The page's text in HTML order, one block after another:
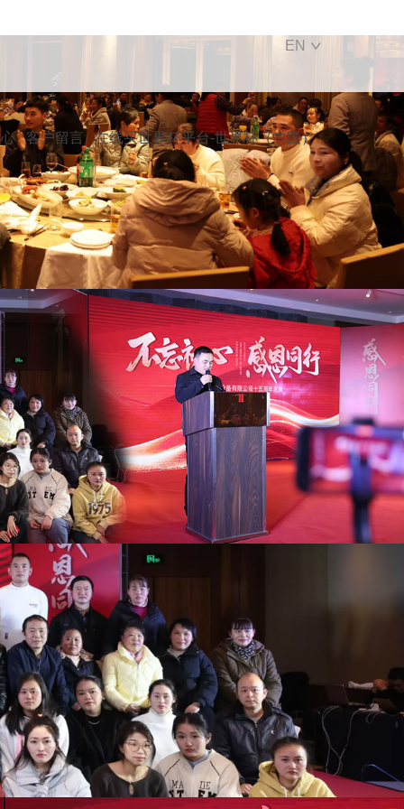
EN
客户留言 在线买世界杯平台-世界杯（中国）